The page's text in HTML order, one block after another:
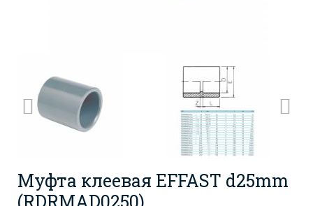
Муфта клеевая EFFAST d25mm
(RDRMAD0250)